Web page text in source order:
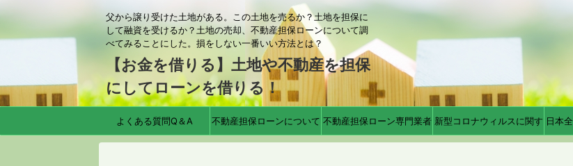
父から譲り受けた土地がある。この土地を売るか？土地を担保に
して融資を受けるか？土地の売却、不動産担保ローンについて調
べてみることにした。損をしない一番いい方法とは？
【お金を借りる】土地や不動産を担保
にしてローンを借りる！
よくある質問Q＆A 不動産担保ローンについて 不動産担保ローン専門業者 新型コロナウィルスに関す 日本